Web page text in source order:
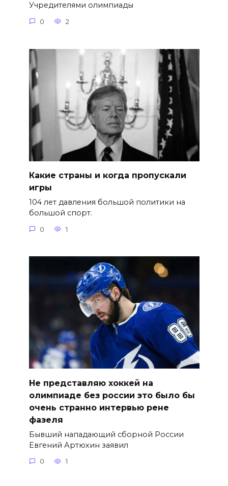
Учредителями олимпиады
0 2
Какие страны и когда пропускали
игры
104 лет давления большой политики на
большой спорт.
0 1
Не представляю хоккей на
олимпиаде без россии это было бы
очень странно интервью рене
фазеля
Бывший нападающий сборной России
Евгений Артюхин заявил
0 1